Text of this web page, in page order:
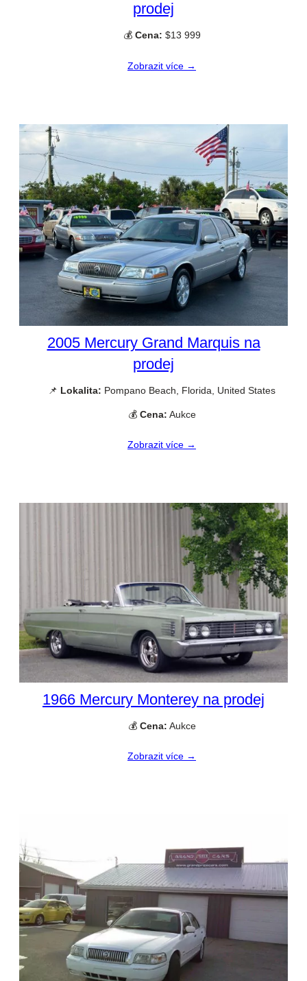
prodej
💰 Cena: $13 999
Zobrazit více →
2005 Mercury Grand Marquis na
prodej
📌 Lokalita: Pompano Beach, Florida, United States
💰 Cena: Aukce
Zobrazit více →
1966 Mercury Monterey na prodej
💰 Cena: Aukce
Zobrazit více →